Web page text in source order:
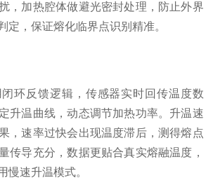
，加热腔体做避光密封处理，防止外界
定，保证熔化临界点识别精准。
环反馈逻辑，传感器实时回传温度数
升温曲线，动态调节加热功率。升温速
，速率过快会出现温度滞后，测得熔点
传导充分，数据更贴合真实熔融温度，
慢速升温模式。